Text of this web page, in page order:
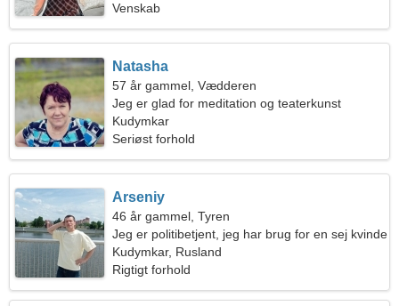
Venskab
Natasha
57 år gammel, Vædderen
Jeg er glad for meditation og teaterkunst
Kudymkar
Seriøst forhold
Arseniy
46 år gammel, Tyren
Jeg er politibetjent, jeg har brug for en sej kvinde
Kudymkar, Rusland
Rigtigt forhold